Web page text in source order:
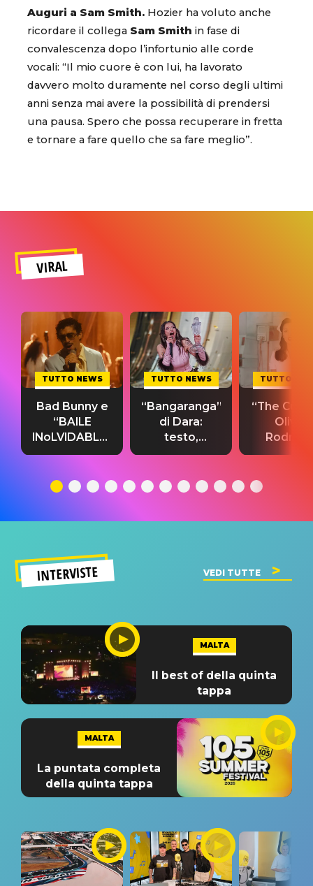
Auguri a Sam Smith. Hozier ha voluto anche
ricordare il collega Sam Smith in fase di
convalescenza dopo l’infortunio alle corde
vocali: “Il mio cuore è con lui, ha lavorato
davvero molto duramente nel corso degli ultimi
anni senza mai avere la possibilità di prendersi
una pausa. Spero che possa recuperare in fretta
e tornare a fare quello che sa fare meglio”.
VIRAL
TUTTO NEWS
Bad Bunny e
“BAILE
INoLVIDABLE”:
testo,
significato
TUTTO NEWS
“Bangaranga”
di Dara:
testo,
traduzione e
del singolo
TUTTO
“The
Olivia
testo,
INTERVISTE VEDI TUTTE
MALTA
Il best of della quinta
tappa
MALTA
La puntata completa
della quinta tappa